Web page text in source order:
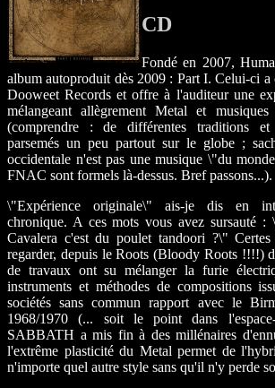
CD
Fondé en 2007,
album autoproduit dès 2009 : Part I. Celui-ci a
Dooweet Records et offre à l'auditeur une
mélangeant allègrement Metal et
(comprendre : de différentes traditions et
parsemés un peu partout sur le globe ;
occidentale n'est pas une musique \"du
FNAC sont formels là-dessus. Bref passons...).
\"Expérience originale\" ais-je dis en
chronique. A ces mots vous avez sursauté
Cavalera c'est du poulet tandoori ?\"
regarder, depuis le Roots (Bloody Roots !!!!)
de travaux ont su mélanger la furie
instruments et méthodes de compositions
sociétés sans commun rapport avec le
1968/1970 (... soit le point dans
SABBATH a mis fin à des millénaires
l'extrême plasticité du Metal permet de
n'importe quel autre style sans qu'il n'y perde